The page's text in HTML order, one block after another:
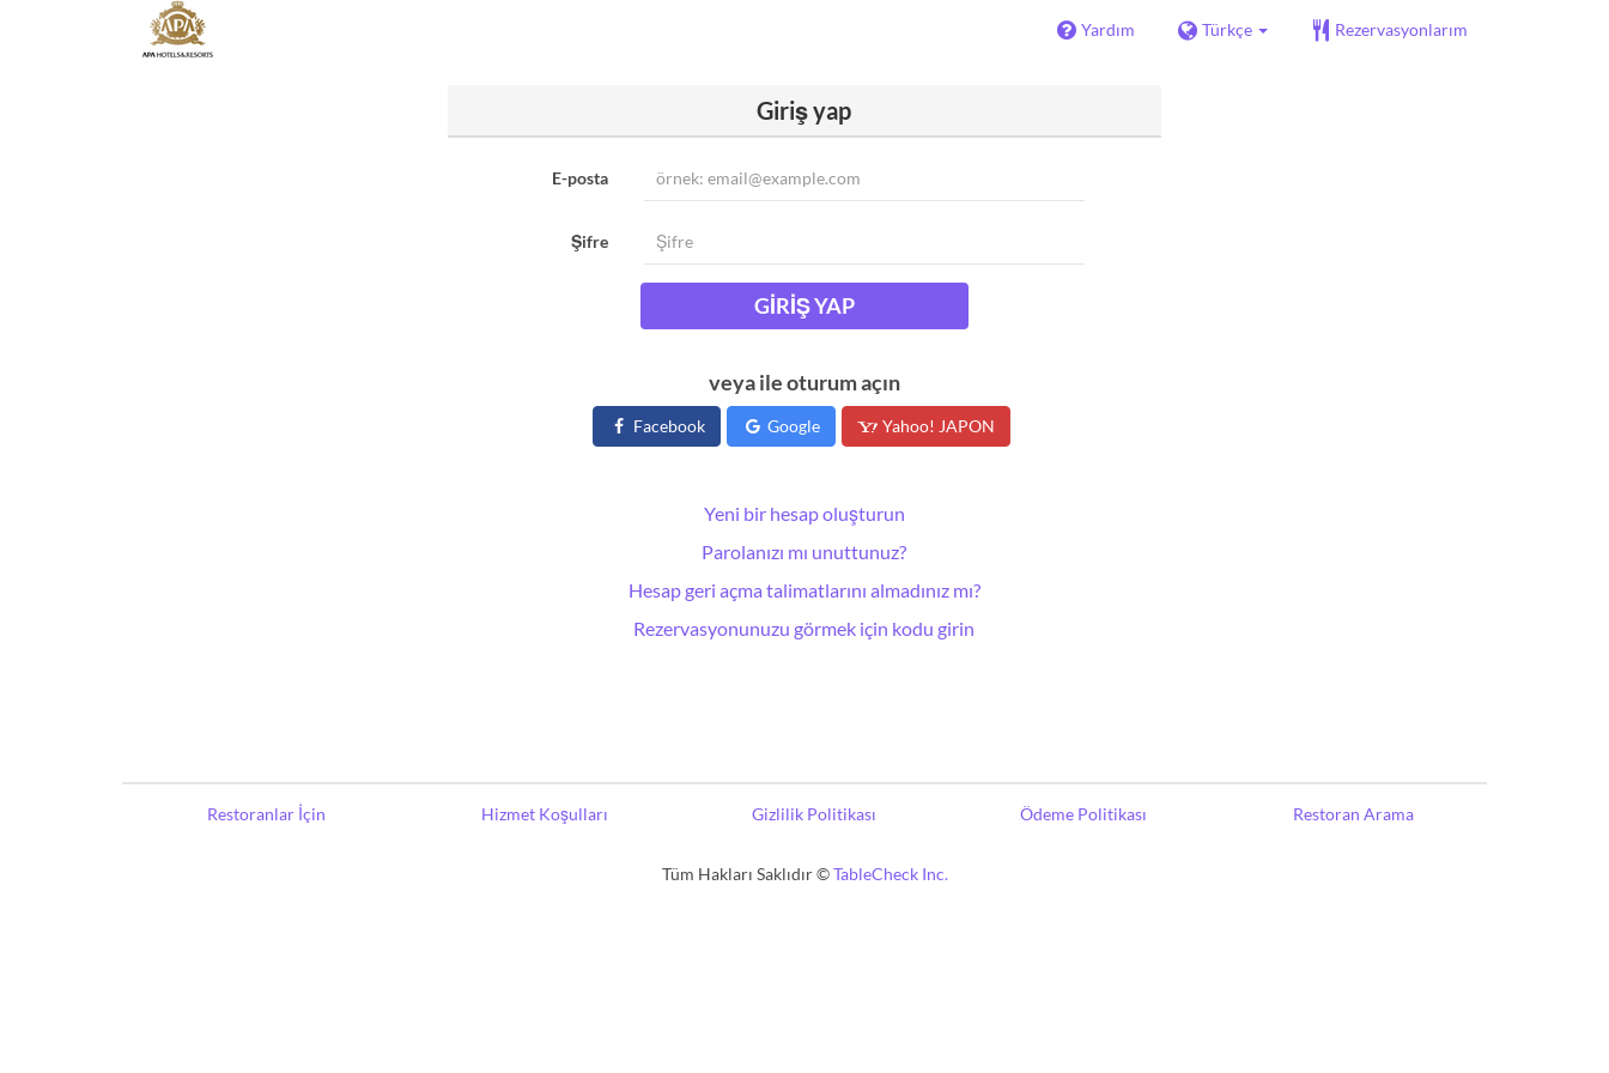
Yardım Türkçe Rezervasyonlarım
Giriş yap
E-posta
Şifre
GIRIŞ YAP
veya ile oturum açın
Facebook Google Yahoo! JAPON
Yeni bir hesap oluşturun
Parolanızı mı unuttunuz?
Hesap geri açma talimatlarını almadınız mı?
Rezervasyonunuzu görmek için kodu girin
Restoranlar İçin Hizmet Koşulları Gizlilik Politikası Ödeme Politikası Restoran Arama
Tüm Hakları Saklıdır ©TableCheck Inc.